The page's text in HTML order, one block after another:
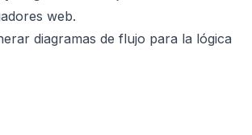
web.
diagramas de flujo para la lógica